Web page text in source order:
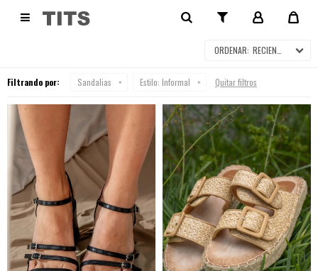
 SANDALIAS
RECIENTES
Filtrando por: Sandalias Estilo: Informal Quitar filtros